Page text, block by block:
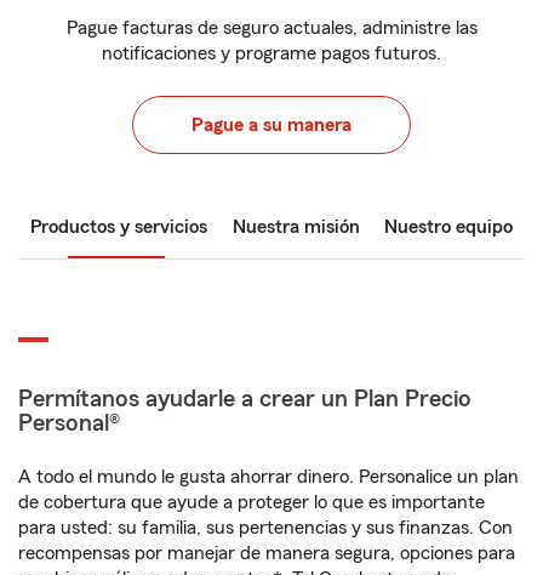
Pague facturas de seguro actuales, administre las
notificaciones y programe pagos futuros.
Pague a su manera
Productos y servicios Nuestra misión Nuestro equipo
Permítanos ayudarle a crear un Plan Precio
Personal®
A todo el mundo le gusta ahorrar dinero. Personalice un plan
de cobertura que ayude a proteger lo que es importante
para usted: su familia, sus pertenencias y sus finanzas. Con
recompensas por manejar de manera segura, opciones para